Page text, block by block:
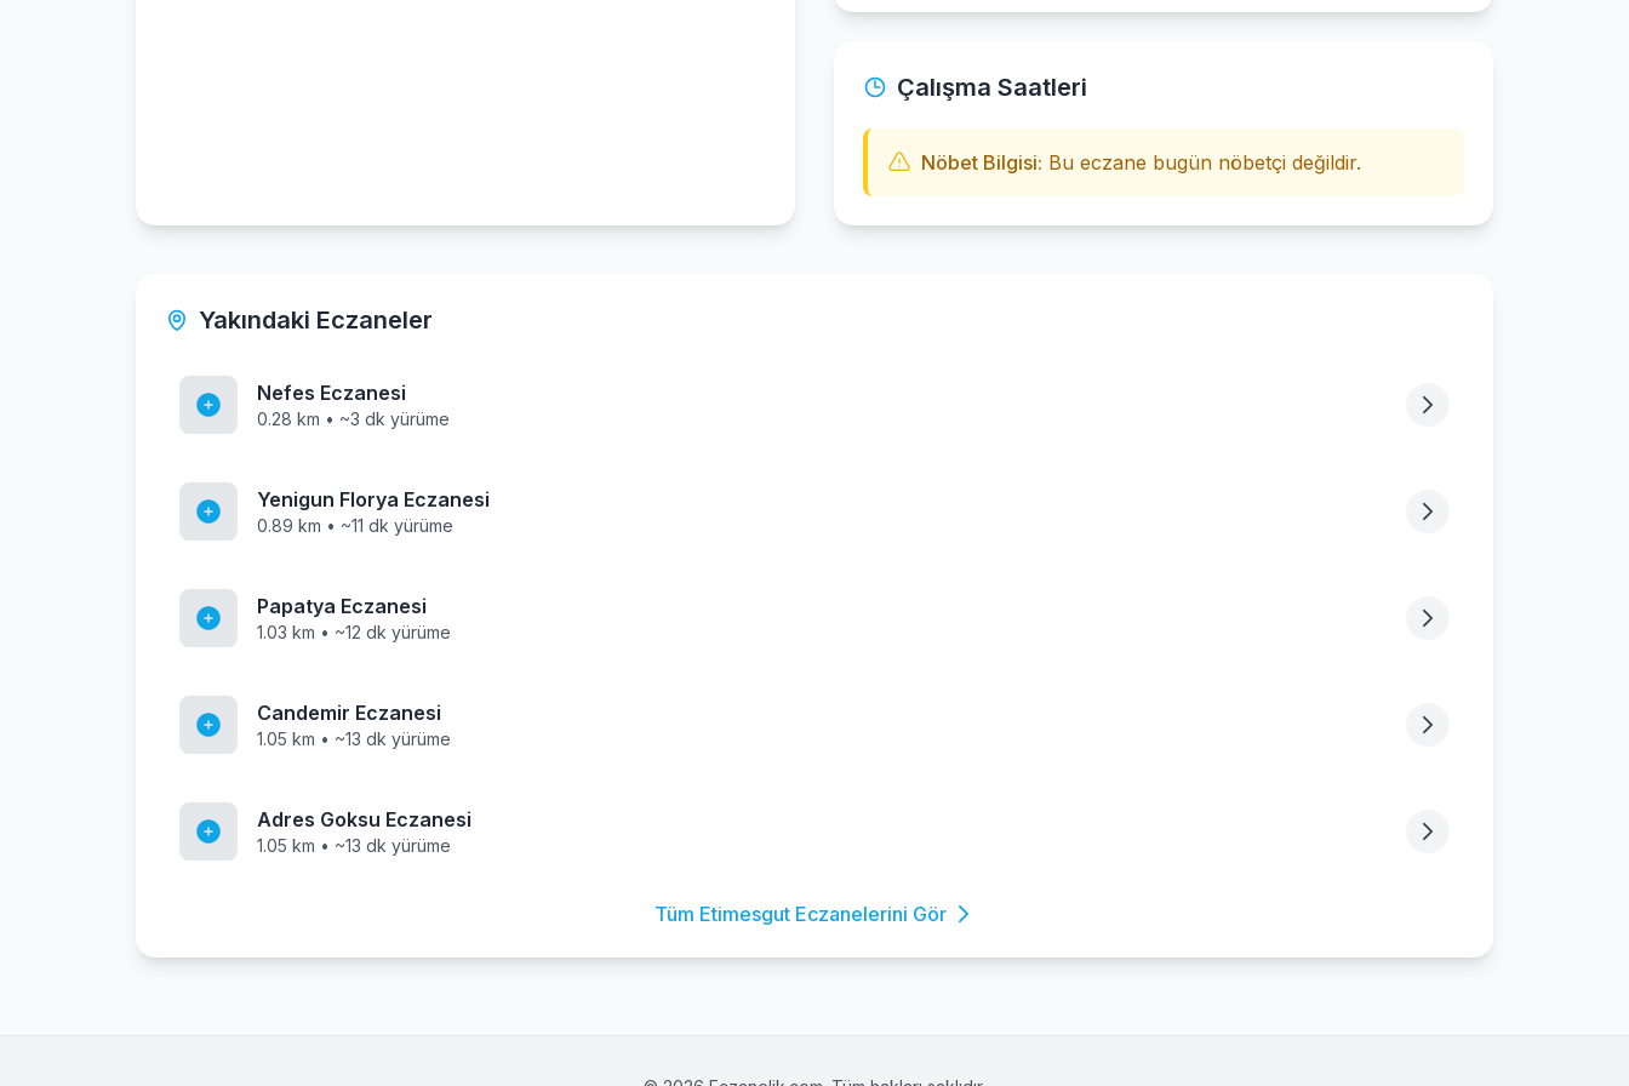
Çalışma Saatleri
Nöbet Bilgisi: Bu eczane bugün nöbetçi değildir.
Yakındaki Eczaneler
Nefes Eczanesi
0.28 km • ~3 dk yürüme
Yenigun Florya Eczanesi
0.89 km • ~11 dk yürüme
Papatya Eczanesi
1.03 km • ~12 dk yürüme
Candemir Eczanesi
1.05 km • ~13 dk yürüme
Adres Goksu Eczanesi
1.05 km • ~13 dk yürüme
Tüm Etimesgut Eczanelerini Gör